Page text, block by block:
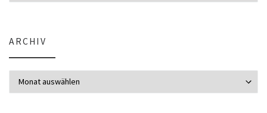
ARCHIV